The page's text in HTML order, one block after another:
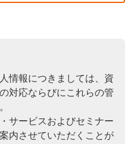
情報につきましては、資
対応ならびにこれらの管
サービスおよびセミナー
内させていただくことが